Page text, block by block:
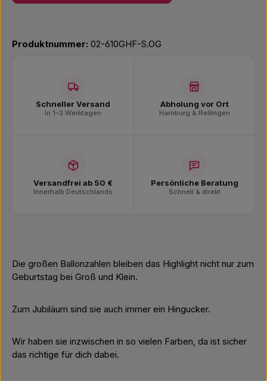
Produktnummer: 02-610GHF-S.OG
Schneller Versand
In 1–3 Werktagen
Abholung vor Ort
Hamburg & Rellingen
Versandfrei ab 50 €
Innerhalb Deutschlands
Persönliche Beratung
Schnell & direkt
Die großen Ballonzahlen bleiben das Highlight nicht nur zum
Geburtstag bei Groß und Klein.
Zum Jubiläum sind sie auch immer ein Hingucker.
Wir haben sie inzwischen in so vielen Farben, da ist sicher
das richtige für dich dabei.